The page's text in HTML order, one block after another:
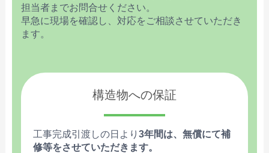
担当者までお問合せください。
早急に現場を確認し、対応をご相談させていただき
ます。
構造物への保証
工事完成引渡しの日より 3年間は、無償にて補
修等をさせていただきます。